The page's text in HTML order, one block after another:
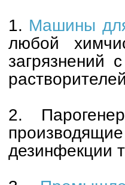
1. Машины
любой
загрязнений
2.
дезинфекции